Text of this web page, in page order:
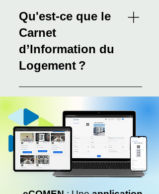
Qu'est-ce que le
Carnet
d’Information du
Logement ?
Le Carnet d’Information du
obligatoire qui fournit des
informations à jour sur la
performance énergétique et les
travaux rénovation effectués sur
un logement. Il est destiné aux
propriétaires, acquéreurs et